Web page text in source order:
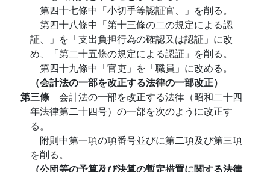
第四十七條中「小切手等認証官、」を削る。
第四十八條中「第十三條の二の規定による認
証、」を「支出負担行為の確認又は認証」に改
め、「第二十五條の規定による認証」を削る。
第四十九條中「官吏」を「職員」に改める。
（会計法の一部を改正する法律の一部改正）
第三條 会計法の一部を改正する法律（昭和二十四
年法律第二十四号）の一部を次のように改正す
る。
附則中第一項の項番号並びに第二項及び第三項
を削る。
（公団等の予算及び決算の暫定措置に関する法律